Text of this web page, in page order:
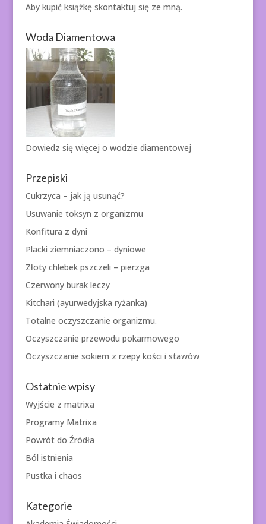
Aby kupić książkę skontaktuj się ze mną.
Woda Diamentowa
Dowiedz się więcej o wodzie diamentowej
Przepiski
Cukrzyca – jak ją usunąć?
Usuwanie toksyn z organizmu
Konfitura z dyni
Placki ziemniaczono – dyniowe
Złoty chlebek pszczeli – pierzga
Czerwony burak leczy
Kitchari (ayurwedyjska ryżanka)
Totalne oczyszczanie organizmu.
Oczyszczanie przewodu pokarmowego
Oczyszczanie sokiem z rzepy kości i stawów
Ostatnie wpisy
Wyjście z matrixa
Programy Matrixa
Powrót do Źródła
Ból istnienia
Pustka i chaos
Kategorie